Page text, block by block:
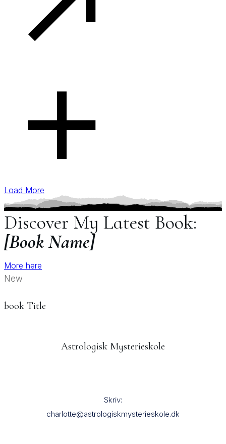
Load More
Discover My Latest Book:
[Book Name]
More here
New
book Title
Astrologisk Mysterieskole
Skriv:
charlotte@astrologiskmysterieskole.dk